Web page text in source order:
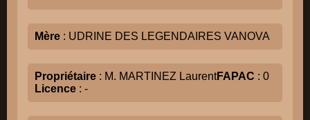
Mère : UDRINE DES LEGENDAIRES VANOVA
Propriétaire : M. MARTINEZ LaurentFAPAC : 0
Licence : -